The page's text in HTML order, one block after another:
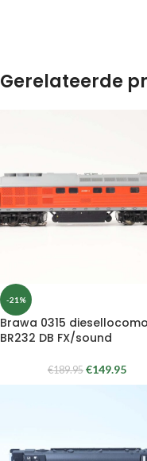
Gerelateerde
-21%
Brawa 0315
BR232 DB FX/sound
€189.95 €149.95